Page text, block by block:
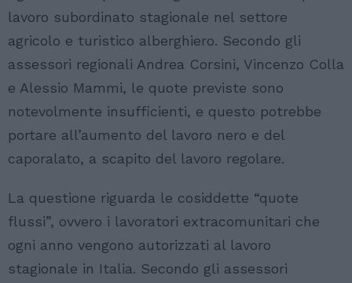
lavoro subordinato stagionale nel settore
agricolo e turistico alberghiero. Secondo gli
assessori regionali Andrea Corsini, Vincenzo Colla
e Alessio Mammi, le quote previste sono
notevolmente insufficienti, e questo potrebbe
portare all’aumento del lavoro nero e del
caporalato, a scapito del lavoro regolare.
La questione riguarda le cosiddette “quote
flussi”, ovvero i lavoratori extracomunitari che
ogni anno vengono autorizzati al lavoro
stagionale in Italia. Secondo gli assessori